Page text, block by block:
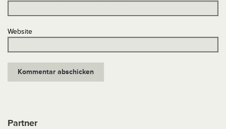
Website
Partner